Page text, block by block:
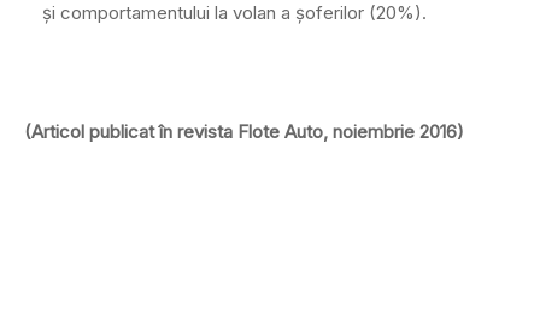
şi comportamentului la volan a şoferilor (20%).
(Articol publicat în revista Flote Auto, noiembrie 2016)